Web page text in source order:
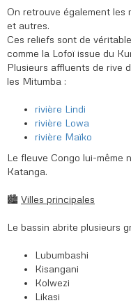
On retrouve également les
et autres.
Ces reliefs sont de
comme la Lofoï issue du
Plusieurs affluents de rive
les Mitumba :
rivière Lindi
rivière Lowa
rivière Maïko
Le fleuve Congo lui-même
Katanga.
🏙️ Villes principales
Le bassin abrite plusieurs
Lubumbashi
Kisangani
Kolwezi
Likasi